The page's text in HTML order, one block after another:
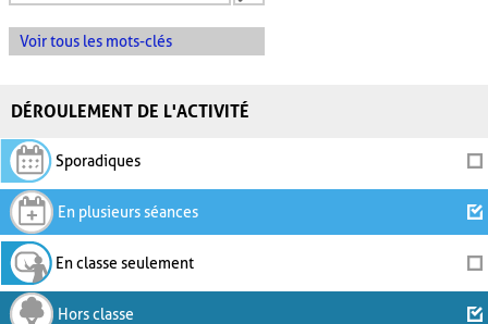
Voir tous les mots-clés
DÉROULEMENT DE L'ACTIVITÉ
Sporadiques
En plusieurs séances
En classe seulement
Hors classe